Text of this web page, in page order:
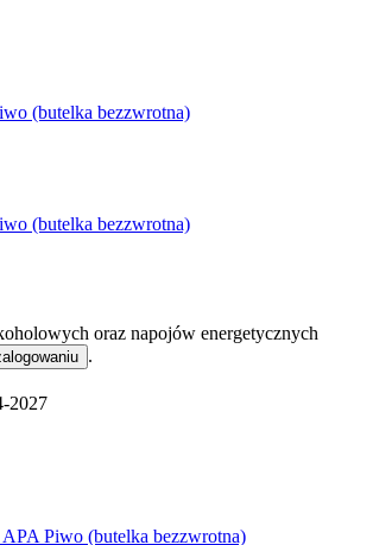
(butelka bezzwrotna)
(butelka bezzwrotna)
oraz napojów energetycznych
.
2027
APA Piwo (butelka bezzwrotna)